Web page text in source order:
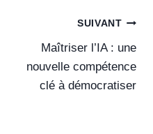
SUIVANT
Maîtriser l’IA : une
nouvelle compétence
clé à démocratiser